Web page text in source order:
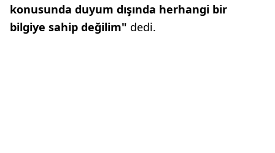
konusunda duyum dışında herhangi bir
bilgiye sahip değilim" dedi.